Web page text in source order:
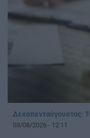
Δεκαπενταύγουστος:
03/08/2026 - 12:11